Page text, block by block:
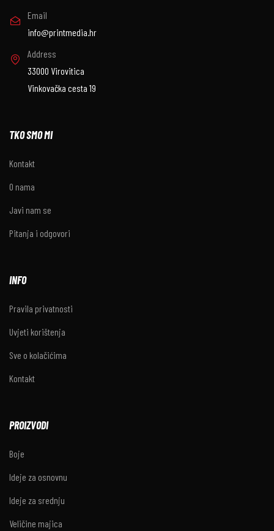
Email
info@printmedia.hr
Address
33000 Virovitica
Vinkovačka cesta 19
TKO SMO MI
Kontakt
O nama
Javi nam se
Pitanja i odgovori
INFO
Pravila privatnosti
Uvjeti korištenja
Sve o kolačićima
Kontakt
PROIZVODI
Boje
Ideje za osnovnu
Ideje za srednju
Veličine majica